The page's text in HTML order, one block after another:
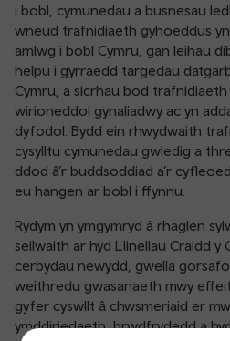
i bobl, cymunedau a busnesau
wneud trafnidiaeth gyhoeddus
amlwg i bobl Cymru, gan leihau
helpu i gyrraedd targedau
Cymru, a sicrhau bod trafnidiaeth
wirioneddol gynaliadwy ac yn
dyfodol. Bydd ein rhwydwaith
cysylltu cymunedau gwledig a
ddod â’r buddsoddiad a’r
eu hangen ar bobl i ffynnu.
Rydym yn ymgymryd â rhaglen
seilwaith ar hyd Llinellau Craidd y
cerbydau newydd, gwella
weithredu gwasanaeth mwy
gyfer cyswllt â chwsmeriaid er
ymddiriedaeth, brwdfrydedd a